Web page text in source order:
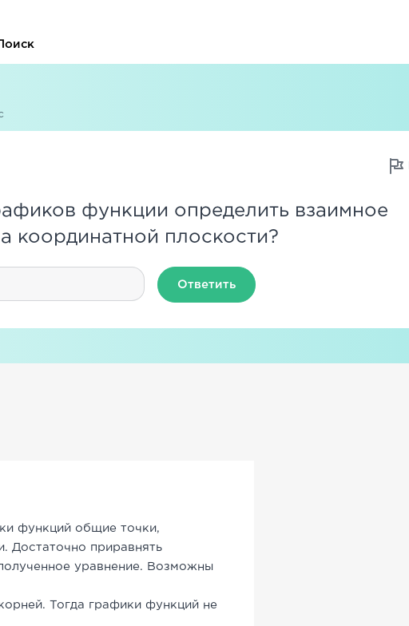
функции определить взаимное
координатной плоскости?
Ответить
функций общие точки,
Достаточно приравнять
уравнение. Возможны
Тогда графики функций не